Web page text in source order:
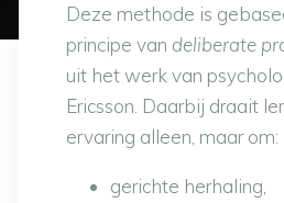
Deze methode is
principe van deliberate
uit het werk van
Ericsson. Daarbij draait
ervaring alleen, maar om:
gerichte herhaling,